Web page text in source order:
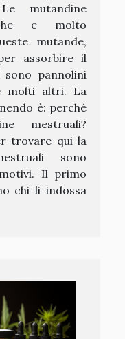
mutandine
e molto
mutande,
assorbire il
sono pannolini
molti altri. La
è: perché
mestruali?
trovare qui la
sono
Il primo
chi li indossa